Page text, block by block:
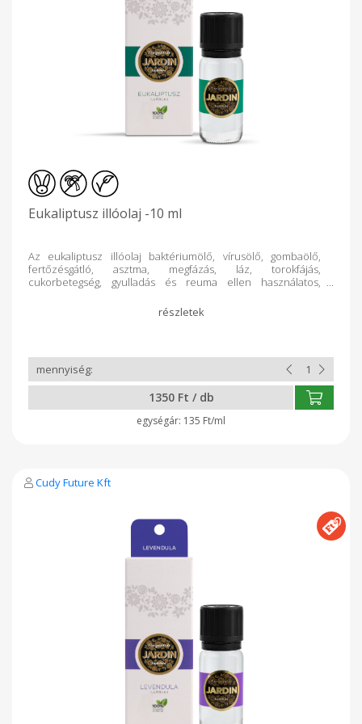
Eukaliptusz illóolaj -10 ml
Az eukaliptusz illóolaj baktériumölő, vírusölő, gombaölő,
fertőzésgátló, asztma, megfázás, láz, torokfájás,
cukorbetegség, gyulladás és reuma ellen használatos,
a helyiség levegőjét. Szauna olajok alkotórészeként is
kiválóan használható. Felhasználása: vízzel telt párologtató
égető érzést válthat ki. Bőrön soha ne alkalmazzuk az
illóolajokat hígítatlanul. Az eukaliptusz illóolajat 5 éves kor
alatti gyermekeknél tilos használni, mivel keringési zavart,
légzésbénulást okozhat. Gyártó: Cudy Future Kft Nyíregyháza
1350 Ft / db
135 Ft/ml
Cudy Future Kft